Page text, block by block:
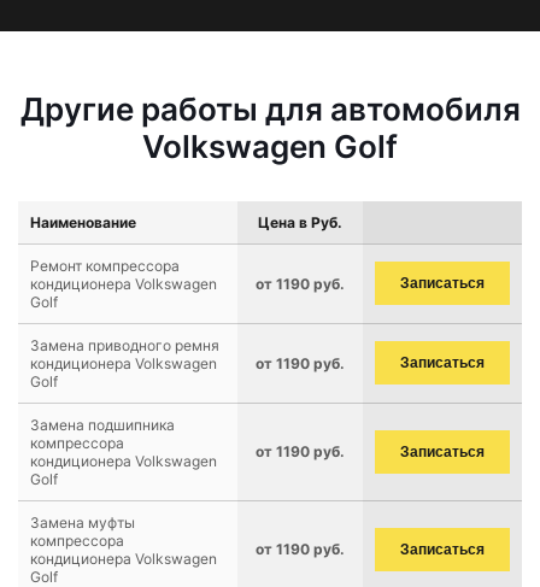
Другие работы для автомобиля
Volkswagen Golf
Наименование Цена в Руб.
Ремонт компрессора
кондиционера Volkswagen
Golf
от 1190 руб. Записаться
Замена приводного ремня
кондиционера Volkswagen
Golf
от 1190 руб. Записаться
Замена подшипника
компрессора
кондиционера Volkswagen
Golf
от 1190 руб. Записаться
Замена муфты
компрессора
кондиционера Volkswagen
Golf
от 1190 руб. Записаться